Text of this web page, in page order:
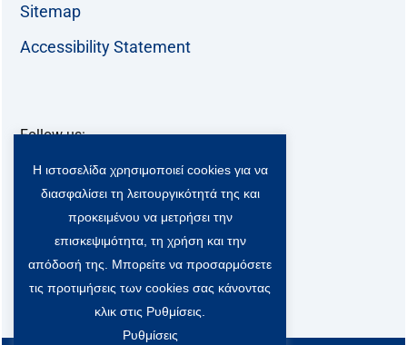
Sitemap
Accessibility Statement
Follow us:
F
a
c
o
k
T
w
i
t
e
r
-
x
S
L
i
n
k
d
i
n
Y
o
u
t
u
b
e
Viber Community:
Η ιστοσελίδα χρησιμοποιεί cookies για να
διασφαλίσει τη λειτουργικότητά της και
προκειμένου να μετρήσει την
επισκεψιμότητα, τη χρήση και την
απόδοσή της. Μπορείτε να προσαρμόσετε
τις προτιμήσεις των cookies σας κάνοντας
κλικ στις Ρυθμίσεις.
Ρυθμίσεις